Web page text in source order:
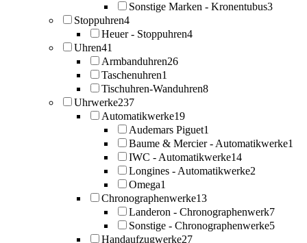
Sonstige Marken - Kronentubus3
Stoppuhren4
Heuer - Stoppuhren4
Uhren41
Armbanduhren26
Taschenuhren1
Tischuhren-Wanduhren8
Uhrwerke237
Automatikwerke19
Audemars Piguet1
Baume & Mercier - Automatikwerke1
IWC - Automatikwerke14
Longines - Automatikwerke2
Omega1
Chronographenwerke13
Landeron - Chronographenwerk7
Sonstige - Chronographenwerke5
Handaufzugwerke27